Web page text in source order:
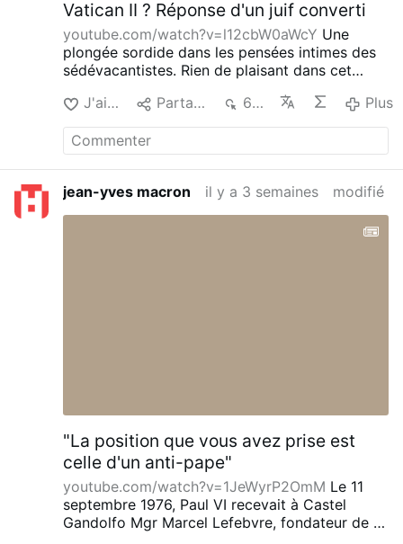
Vatican II ? Réponse d'un juif converti
youtube.com/watch?v=l12cbW0aWcY Une
plongée sordide dans les pensées intimes des
sédévacantistes. Rien de plaisant dans cet
aller chercher les brebis perdues.
J'aime Partager 697 Plus
jean-yves macron il y a 3 semaines modifié
"La position que vous avez prise est
celle d'un anti-pape"
youtube.com/watch?v=1JeWyrP2OmM Le 11
septembre 1976, Paul VI recevait à Castel
Gandolfo Mgr Marcel Lefebvre, fondateur de la